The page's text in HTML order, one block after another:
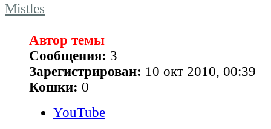
Mistles
Автор темы
Сообщения: 3
Зарегистрирован: 10 окт 2010, 00:39
Кошки: 0
YouTube